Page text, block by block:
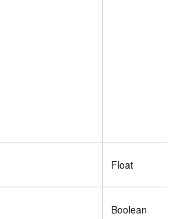
Float
Boolean